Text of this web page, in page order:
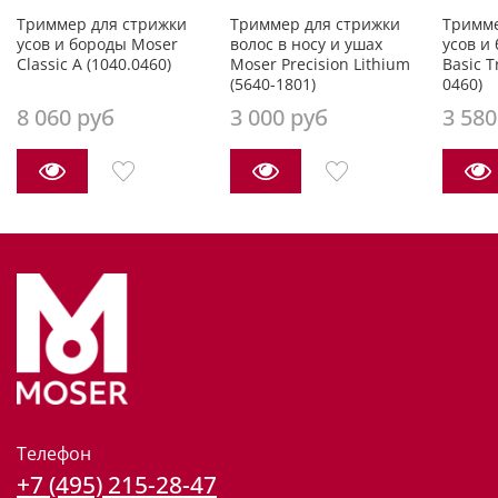
Триммер для стрижки
усов и бороды Moser
Classic A (1040.0460)
8 060 руб
Триммер для стрижки
волос в носу и ушах
Moser Precision Lithium
(5640-1801)
3 000 руб
усов и
Basic
0460)
3
Телефон
+7 (495) 215-28-47